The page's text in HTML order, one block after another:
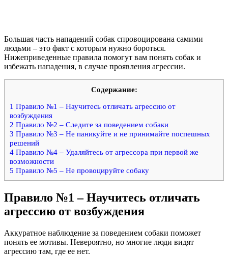
Большая часть нападений собак спровоцирована самими
людьми – это факт с которым нужно бороться.
Нижеприведенные правила помогут вам понять собак и
избежать нападения, в случае проявления агрессии.
Содержание:
1 Правило №1 – Научитесь отличать агрессию от
возбуждения
2 Правило №2 – Следите за поведением собаки
3 Правило №3 – Не паникуйте и не принимайте поспешных
решений
4 Правило №4 – Удаляйтесь от агрессора при первой же
возможности
5 Правило №5 – Не провоцируйте собаку
Правило №1 – Научитесь отличать
агрессию от возбуждения
Аккуратное наблюдение за поведением собаки поможет
понять ее мотивы. Невероятно, но многие люди видят
агрессию там, где ее нет.